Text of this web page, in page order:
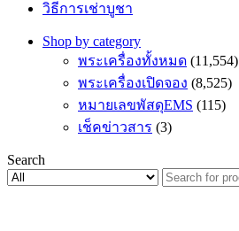
วิธีการเช่าบูชา
Shop by category
พระเครื่องทั้งหมด (11,554)
พระเครื่องเปิดจอง (8,525)
หมายเลขพัสดุEMS (115)
เช็คข่าวสาร (3)
Search